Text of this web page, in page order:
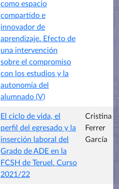
como espacio
compartido e
innovador de
aprendizaje. Efecto de
una intervención
sobre el compromiso
con los estudios y la
autonomía del
alumnado (V)
El ciclo de vida, el
perfil del egresado y la
inserción laboral del
Grado de ADE en la
FCSH de Teruel. Curso
2021/22
Cristina
Ferrer
García